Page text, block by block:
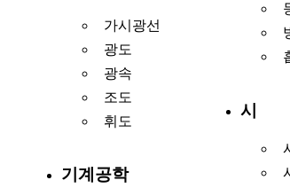
가시광선
광도
광속
조도
휘도
기계공학
시